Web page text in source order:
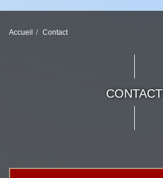
Accueil Contact
CONTACT